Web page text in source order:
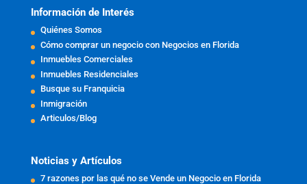
Información de Interés
Quiénes Somos
Cómo comprar un negocio con Negocios en Florida
Inmuebles Comerciales
Inmuebles Residenciales
Busque su Franquicia
Inmigración
Articulos/Blog
Noticias y Artículos
7 razones por las qué no se Vende un Negocio en Florida